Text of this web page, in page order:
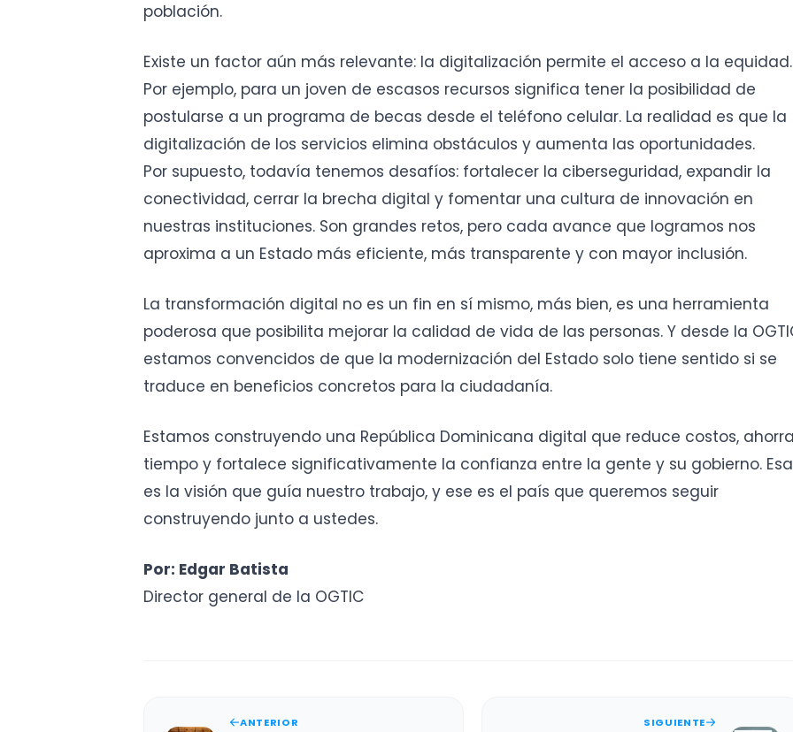
población.
Existe un factor aún más relevante: la digitalización permite el acceso a la equidad.
Por ejemplo, para un joven de escasos recursos significa tener la posibilidad de
postularse a un programa de becas desde el teléfono celular. La realidad es que la
digitalización de los servicios elimina obstáculos y aumenta las oportunidades.
Por supuesto, todavía tenemos desafíos: fortalecer la ciberseguridad, expandir la
conectividad, cerrar la brecha digital y fomentar una cultura de innovación en
nuestras instituciones. Son grandes retos, pero cada avance que logramos nos
aproxima a un Estado más eficiente, más transparente y con mayor inclusión.
La transformación digital no es un fin en sí mismo, más bien, es una herramienta
poderosa que posibilita mejorar la calidad de vida de las personas. Y desde la
estamos convencidos de que la modernización del Estado solo tiene sentido si se
traduce en beneficios concretos para la ciudadanía.
Estamos construyendo una República Dominicana digital que reduce costos,
tiempo y fortalece significativamente la confianza entre la gente y su gobierno. Esa
es la visión que guía nuestro trabajo, y ese es el país que queremos seguir
construyendo junto a ustedes.
Por: Edgar Batista
Director general de la OGTIC
ANTERIOR SIGUIENTE